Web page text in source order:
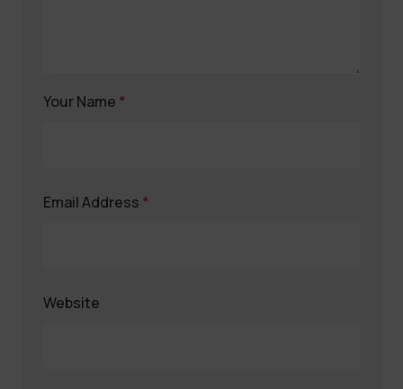
Your Name *
Email Address *
Website